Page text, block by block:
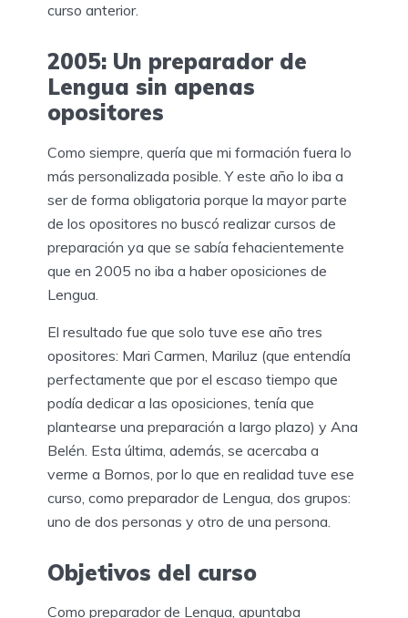
curso anterior.
2005: Un preparador de
Lengua sin apenas
opositores
Como siempre, quería que mi formación fuera lo
más personalizada posible. Y este año lo iba a
ser de forma obligatoria porque la mayor parte
de los opositores no buscó realizar cursos de
preparación ya que se sabía fehacientemente
que en 2005 no iba a haber oposiciones de
Lengua.
El resultado fue que solo tuve ese año tres
opositores: Mari Carmen, Mariluz (que entendía
perfectamente que por el escaso tiempo que
podía dedicar a las oposiciones, tenía que
plantearse una preparación a largo plazo) y Ana
Belén. Esta última, además, se acercaba a
verme a Bornos, por lo que en realidad tuve ese
curso, como preparador de Lengua, dos grupos:
uno de dos personas y otro de una persona.
Objetivos del curso
Como preparador de Lengua, apuntaba